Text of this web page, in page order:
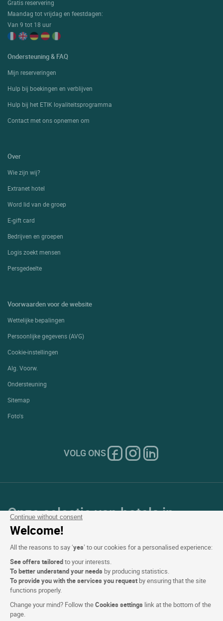
Continue without consent
Welcome!
All the reasons to say ‘yes’ to our cookies for a personalised experience:
See offers tailoredto your interests.
To better understand your needs by producing statistics.
To provide you with the services you request by ensuring that the site
functions properly.
Change your mind? Follow theCookies settings link at the bottom of the
page.
Gratis reservering
Maandag tot vrijdag en feestdagen:
Van 9 tot 18 uur
Ondersteuning & FAQ
Mijn reserveringen
Hulp bij boekingen en verblijven
Hulp bij het ETIK loyaliteitsprogramma
Contact met ons opnemen om
Over
Wie zijn wij?
Extranet hotel
Word lid van de groep
E-gift card
Bedrijven en groepen
Logis zoekt mensen
Persgedeelte
Voorwaarden voor de website
Wettelijke bepalingen
Persoonlijke gegevens (AVG)
Cookie-instellingen
Alg. Voorw.
Ondersteuning
Sitemap
Foto's
VOLG ONS
Onze selectie van hotels in
Frankrijk en Europa
Top Landen
Topregio's
Top Steden